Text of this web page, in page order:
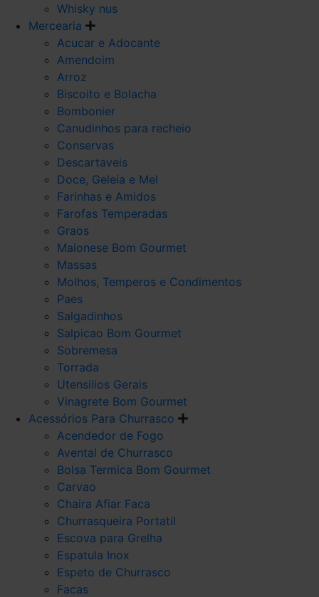
Whisky nus
Mercearia
Acucar e Adocante
Amendoim
Arroz
Biscoito e Bolacha
Bombonier
Canudinhos para recheio
Conservas
Descartaveis
Doce, Geleia e Mel
Farinhas e Amidos
Farofas Temperadas
Graos
Maionese Bom Gourmet
Massas
Molhos, Temperos e Condimentos
Paes
Salgadinhos
Salpicao Bom Gourmet
Sobremesa
Torrada
Utensilios Gerais
Vinagrete Bom Gourmet
Acessórios Para Churrasco
Acendedor de Fogo
Avental de Churrasco
Bolsa Termica Bom Gourmet
Carvao
Chaira Afiar Faca
Churrasqueira Portatil
Escova para Grelha
Espatula Inox
Espeto de Churrasco
Facas